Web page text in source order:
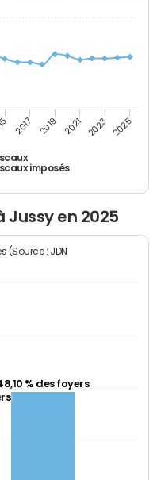
imposés
2017 2019 2021 2023 2025
Jussy en 2025
(Source : JDN
% des foyers